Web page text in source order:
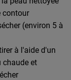
contour
(environ 5 à
à l'aide d'un
chaude et